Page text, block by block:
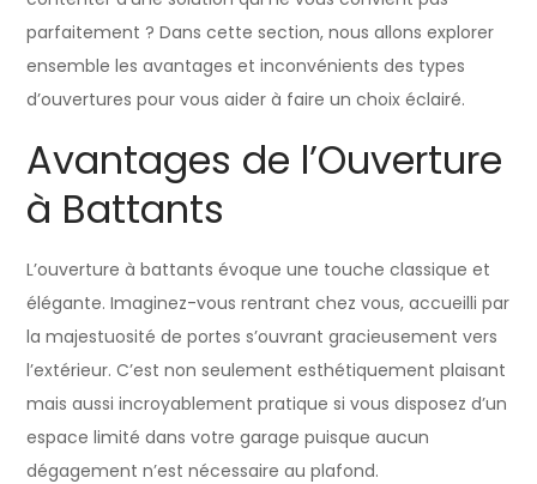
parfaitement ? Dans cette section, nous allons explorer
ensemble les avantages et inconvénients des types
d’ouvertures pour vous aider à faire un choix éclairé.
Avantages de l’Ouverture
à Battants
L’ouverture à battants évoque une touche classique et
élégante. Imaginez-vous rentrant chez vous, accueilli par
la majestuosité de portes s’ouvrant gracieusement vers
l’extérieur. C’est non seulement esthétiquement plaisant
mais aussi incroyablement pratique si vous disposez d’un
espace limité dans votre garage puisque aucun
dégagement n’est nécessaire au plafond.